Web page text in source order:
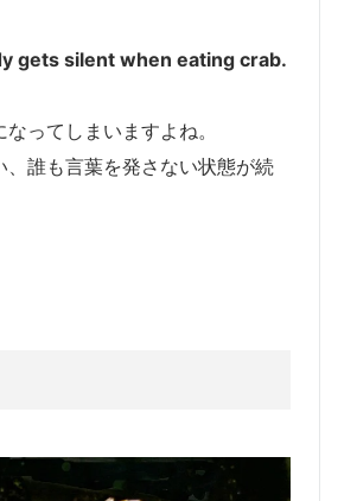
gets silent when eating crab.
ってしまいますよね。
誰も言葉を発さない状態が続